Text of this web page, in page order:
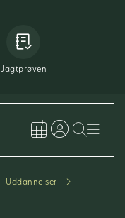
Jagtprøven
Uddannelser